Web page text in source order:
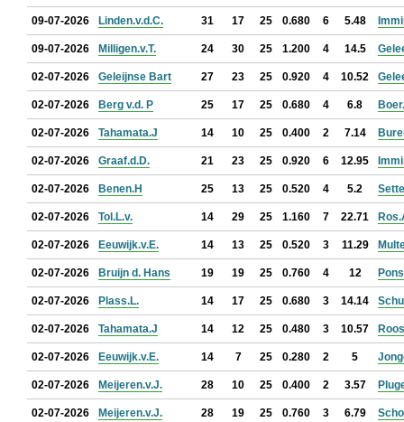
09-07-2026 Linden.v.d.C. 31 17 25 0.680 6 5.48
09-07-2026 Milligen.v.T. 24 30 25 1.200 4 14.5
02-07-2026 Geleijnse Bart 27 23 25 0.920 4 10.52
02-07-2026 Berg v.d. P 25 17 25 0.680 4 6.8
02-07-2026 Tahamata.J 14 10 25 0.400 2 7.14
02-07-2026 Graaf.d.D. 21 23 25 0.920 6 12.95
02-07-2026 Benen.H 25 13 25 0.520 4 5.2
02-07-2026 Tol.L.v. 14 29 25 1.160 7 22.71
02-07-2026 Eeuwijk.v.E. 14 13 25 0.520 3 11.29
02-07-2026 Bruijn d. Hans 19 19 25 0.760 4 12
02-07-2026 Plass.L. 14 17 25 0.680 3 14.14
02-07-2026 Tahamata.J 14 12 25 0.480 3 10.57
02-07-2026 Eeuwijk.v.E. 14 7 25 0.280 2 5
02-07-2026 Meijeren.v.J. 28 10 25 0.400 2 3.57
02-07-2026 Meijeren.v.J. 28 19 25 0.760 3 6.79